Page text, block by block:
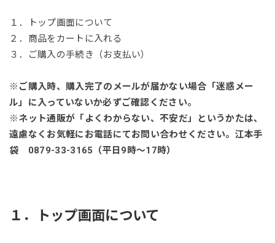
１．トップ画面について
２．商品をカートに入れる
３．ご購入の手続き（お支払い）
※ご購入時、購入完了のメールが届かない場合「迷惑メー
ル」に入っていないか必ずご確認ください。
※ネット通販が「よくわからない、不安だ」というかたは、
遠慮なくお気軽にお電話にてお問い合わせください。 江本手
袋 0879-33-3165（平日9時～17時）
１．トップ画面について